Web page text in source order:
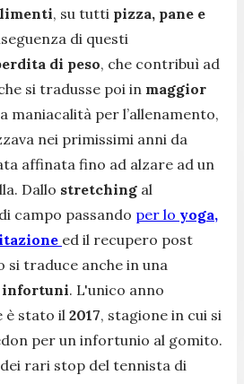
, su tutti pizza, pane e
di questi
di peso, che contribuì ad
si tradusse poi in maggior
maniacalità per l’allenamento,
nei primissimi anni da
affinata fino ad alzare ad un
Dallo stretching al
campo passando per lo yoga,
ed il recupero post
traduce anche in una
infortuni. L'unico anno
è stato il 2017, stagione in cui si
per un infortunio al gomito.
rari stop del tennista di